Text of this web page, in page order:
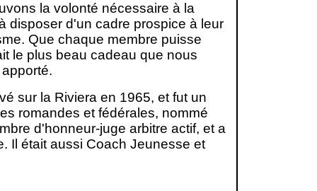
la volonté nécessaire à la
disposer d'un cadre prospice à leur
Que chaque membre puisse
le plus beau cadeau que nous
sur la Riviera en 1965, et fut un
romandes et fédérales, nommé
d'honneur-juge arbitre actif, et a
Il était aussi Coach Jeunesse et